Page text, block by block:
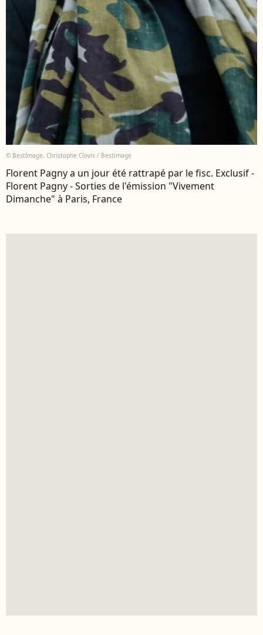
© BestImage, Christophe Clovis / Bestimage
Florent Pagny a un jour été rattrapé par le fisc. Exclusif -
Florent Pagny - Sorties de l'émission "Vivement
Dimanche" à Paris, France